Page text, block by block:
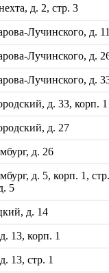
д. 2, стр. 3
Лучинского, д.
Лучинского, д.
Лучинского, д.
д. 33, корп. 1
д. 27
д. 26
д. 5, корп. 1,
5
д. 14
13, корп. 1
13, стр. 1